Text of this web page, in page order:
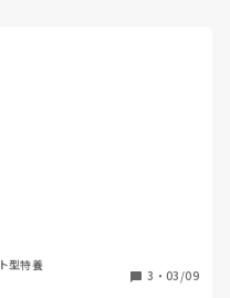
様のことを思い出しては
命何かを伝えようとしてい
型特養
3 ・ 03/09